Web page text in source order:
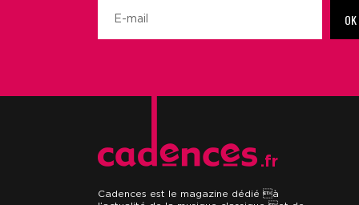
OK
.fr
Cadences est le magazine dédié à